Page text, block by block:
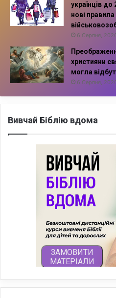
українців
нові
6 Серпня,
християни
могла
6 Серпня,
Вивчай Біблію вдома